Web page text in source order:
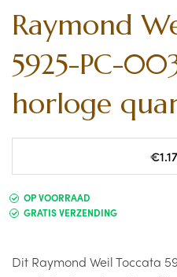
Raymond
5925-PC-
horloge
OP VOORRAAD
GRATIS VERZENDING
Dit Raymond Weil Toccata